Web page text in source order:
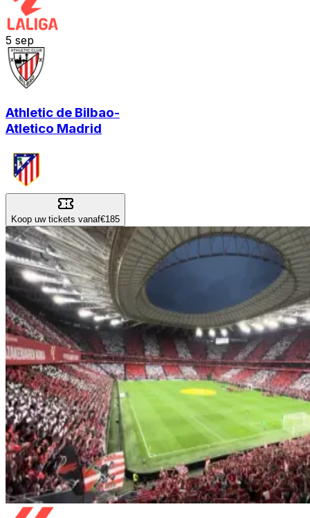
5 sep
Athletic de Bilbao-
Atletico Madrid
Koop uw tickets vanaf€185